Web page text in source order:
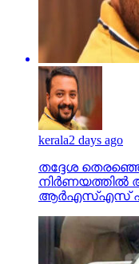
kerala2 days ago
തദ്ദേശ
നിര്‍ണയത്തില്‍
ആര്‍എസ്എസ്